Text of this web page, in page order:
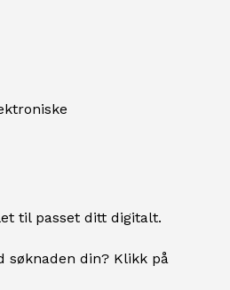
til passet ditt digitalt.
søknaden din? Klikk på